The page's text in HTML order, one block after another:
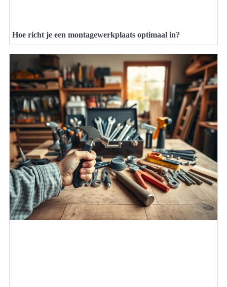
Hoe richt je een montagewerkplaats optimaal in?